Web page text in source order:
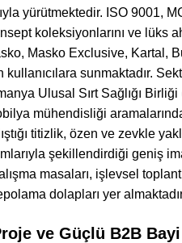
yürütmektedir. ISO 9001,
koleksiyonlarını ve lüks
Masko Exclusive, Kartal,
sunmaktadır.
Ulusal Sırt Sağlığı Birliği
mühendisliği
titizlik, özen ve zevkle
şekillendirdiği geniş
masaları, işlevsel
dolapları yer
ve Güçlü B2B Bayi